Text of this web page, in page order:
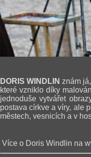
DORIS WINDLIN znám
které vzniklo díky
jednoduše vytvářet
postava církve a víry, ale
městech, vesnicích a v
Více o Doris Windlin na